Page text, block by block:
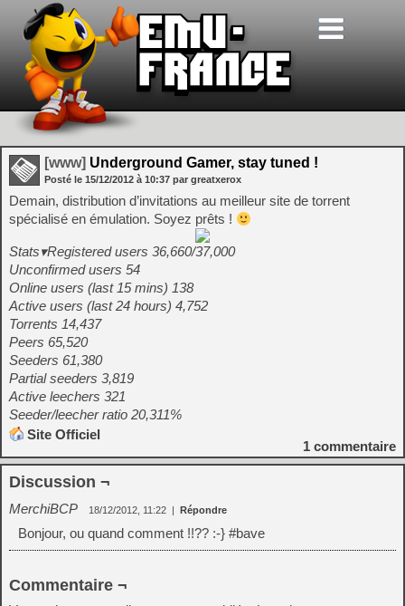
[www] Underground Gamer, stay tuned !
Posté le 15/12/2012 à 10:37 par greatxerox
Demain, distribution d’invitations au meilleur site de torrent
spécialisé en émulation. Soyez prêts !
Stats▾Registered users 36,660/37,000
Unconfirmed users 54
Online users (last 15 mins) 138
Active users (last 24 hours) 4,752
Torrents 14,437
Peers 65,520
Seeders 61,380
Partial seeders 3,819
Active leechers 321
Seeder/leecher ratio 20,311%
Site Officiel
1 commentaire
Discussion ¬
MerchiBCP 18/12/2012, 11:22 | Répondre
Bonjour, ou quand comment !!?? :-} #bave
Commentaire ¬